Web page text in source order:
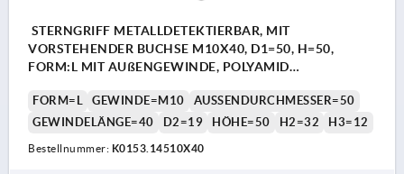
STERNGRIFF METALLDETEKTIERBAR, MIT
VORSTEHENDER BUCHSE M10X40, D1=50, H=50,
FORM:L MIT AUßENGEWINDE, POLYAMID
FORM=L GEWINDE=M10
AUSSENDURCHMESSER=50
GEWINDELÄNGE=40
D2=19 HÖHE=50 H2=32 H3=12
Bestellnummer: K0153.14510X40